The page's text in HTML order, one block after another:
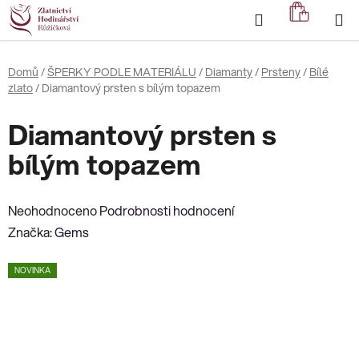
Přejít
na
obsah
Hledat
KOŠÍK
Domů /ŠPERKY PODLE MATERIÁLU / Diamanty/ Prsteny/ Bílé
zlato/ Diamantový prsten s bílým topazem
Diamantový prsten s
bílým topazem
Průměrné
hodnocení
je
NeohodnocenoPodrobnosti hodnocení
Značka:Gems
NOVINKA